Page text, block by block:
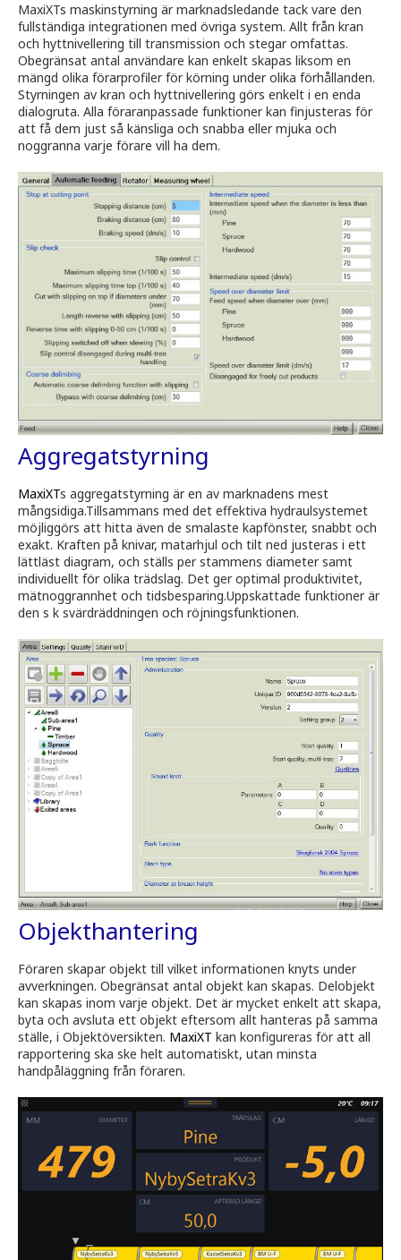
MaxiXTs maskinstyrning är marknadsledande tack vare den
fullständiga integrationen med övriga system. Allt från kran
och hyttnivellering till transmission och stegar omfattas.
Obegränsat antal användare kan enkelt skapas liksom en
mängd olika förarprofiler för körning under olika förhållanden.
Styrningen av kran och hyttnivellering görs enkelt i en enda
dialogruta. Alla föraranpassade funktioner kan finjusteras för
att få dem just så känsliga och snabba eller mjuka och
noggranna varje förare vill ha dem.
Aggregatstyrning
MaxiXTs aggregatstyrning är en av marknadens mest
mångsidiga.Tillsammans med det effektiva hydraulsystemet
möjliggörs att hitta även de smalaste kapfönster, snabbt och
exakt. Kraften på knivar, matarhjul och tilt ned justeras i ett
lättläst diagram, och ställs per stammens diameter samt
individuellt för olika trädslag. Det ger optimal produktivitet,
mätnoggrannhet och tidsbesparing.Uppskattade funktioner är
den s k svärdräddningen och röjningsfunktionen.
Objekthantering
Föraren skapar objekt till vilket informationen knyts under
avverkningen. Obegränsat antal objekt kan skapas. Delobjekt
kan skapas inom varje objekt. Det är mycket enkelt att skapa,
byta och avsluta ett objekt eftersom allt hanteras på samma
ställe, i Objektöversikten. MaxiXT kan konfigureras för att all
rapportering ska ske helt automatiskt, utan minsta
handpåläggning från föraren.